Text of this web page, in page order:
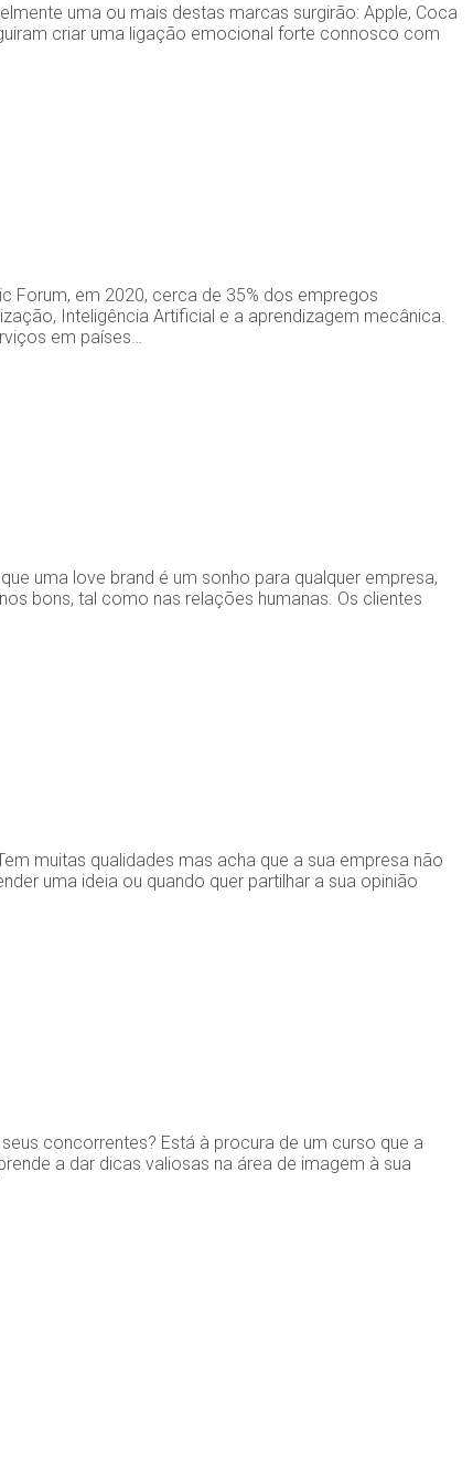
uma ou mais destas marcas surgirão: Apple, Coca
criar uma ligação emocional forte connosco com
Forum, em 2020, cerca de 35% dos empregos
Inteligência Artificial e a aprendizagem mecânica.
em países…
uma love brand é um sonho para qualquer empresa,
bons, tal como nas relações humanas. Os clientes
muitas qualidades mas acha que a sua empresa não
uma ideia ou quando quer partilhar a sua opinião
concorrentes? Está à procura de um curso que a
a dar dicas valiosas na área de imagem à sua